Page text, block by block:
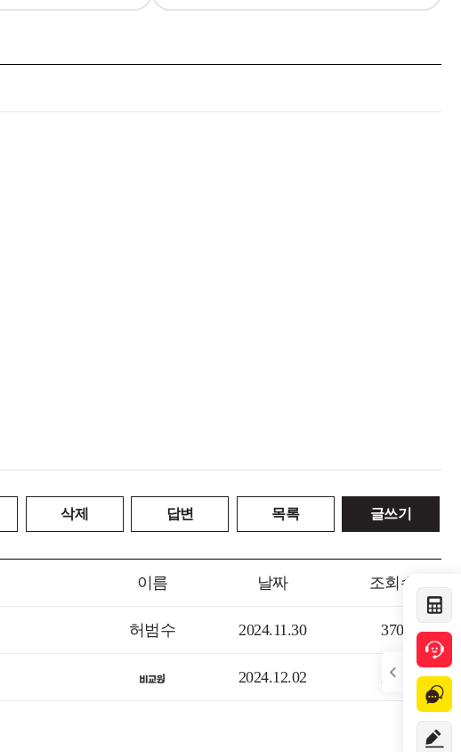
삭제 답변 목록 글쓰기
이름 날짜 조회수
허범수 2024.11.30 370
2024.12.02 285